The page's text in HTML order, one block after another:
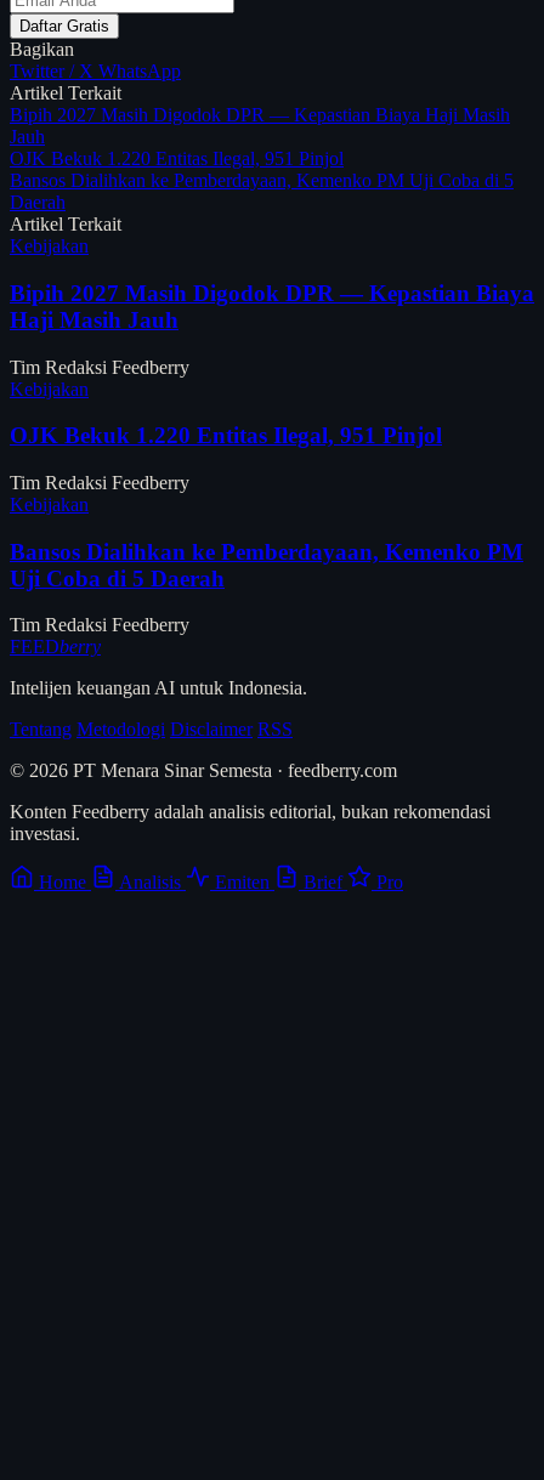
Daftar Gratis
Bagikan
Twitter / X WhatsApp
Artikel Terkait
Bipih 2027 Masih Digodok DPR — Kepastian Biaya Haji Masih
Jauh
OJK Bekuk 1.220 Entitas Ilegal, 951 Pinjol
Bansos Dialihkan ke Pemberdayaan, Kemenko PM Uji Coba di 5
Daerah
Artikel Terkait
Kebijakan
Bipih 2027 Masih Digodok DPR — Kepastian Biaya
Haji Masih Jauh
Tim Redaksi Feedberry
Kebijakan
OJK Bekuk 1.220 Entitas Ilegal, 951 Pinjol
Tim Redaksi Feedberry
Kebijakan
Bansos Dialihkan ke Pemberdayaan, Kemenko PM
Uji Coba di 5 Daerah
Tim Redaksi Feedberry
FEEDberry
Intelijen keuangan AI untuk Indonesia.
Tentang Metodologi Disclaimer RSS
© 2026 PT Menara Sinar Semesta · feedberry.com
Konten Feedberry adalah analisis editorial, bukan rekomendasi
investasi.
Home Analisis Emiten Brief Pro